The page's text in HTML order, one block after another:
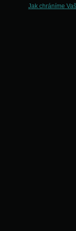
Jak chráníme